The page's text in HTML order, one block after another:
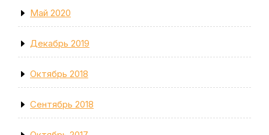
Май 2020
Декабрь 2019
Октябрь 2018
Сентябрь 2018